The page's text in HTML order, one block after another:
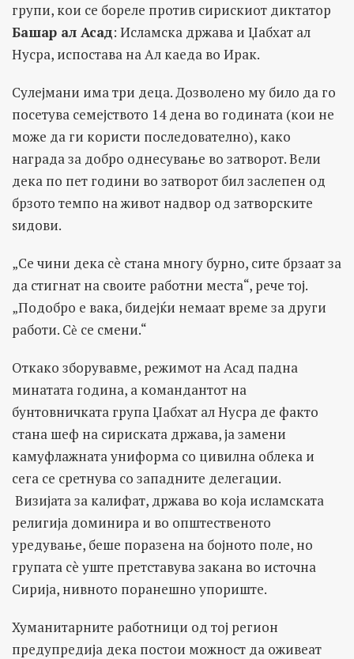
групи, кои се бореле против сирискиот диктатор
Башар ал Асад: Исламска држава и Џабхат ал
Нусра, испостава на Ал каеда во Ирак.
Сулејмани има три деца. Дозволено му било да го
посетува семејството 14 дена во годината (кои не
може да ги користи последователно), како
награда за добро однесување во затворот. Вели
дека по пет години во затворот бил заслепен од
брзото темпо на живот надвор од затворските
ѕидови.
„Се чини дека сè стана многу бурно, сите брзаат за
да стигнат на своите работни места“, рече тој.
„Подобро е вака, бидејќи немаат време за други
работи. Сѐ се смени.“
Откако зборувавме, режимот на Асад падна
минатата година, а командантот на
бунтовничката група Џабхат ал Нусра де факто
стана шеф на сириската држава, ја замени
камуфлажната униформа со цивилна облека и
сега се сретнува со западните делегации.
Визијата за калифат, држава во која исламската
религија доминира и во општественото
уредување, беше поразена на бојното поле, но
групата сè уште претставува закана во источна
Сирија, нивното поранешно упориште.
Хуманитарните работници од тој регион
предупредија дека постои можност да оживеат